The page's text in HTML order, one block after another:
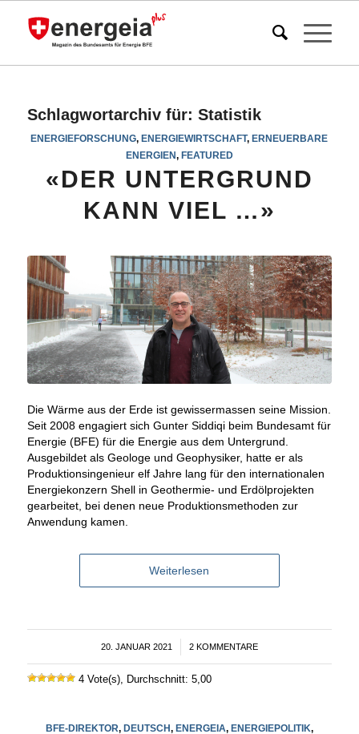
Schlagwortarchiv für: Statistik
ENERGIEFORSCHUNG,ENERGIEWIRTSCHAFT,ERNEUERBARE
ENERGIEN, FEATURED
«DER UNTERGRUND
KANN VIEL …»
Die Wärme aus der Erde ist gewissermassen seine Mission.
Seit 2008 engagiert sich Gunter Siddiqi beim Bundesamt für
Energie (BFE) für die Energie aus dem Untergrund.
Ausgebildet als Geologe und Geophysiker, hatte er als
Produktionsingenieur elf Jahre lang für den internationalen
Energiekonzern Shell in Geothermie- und Erdölprojekten
gearbeitet, bei denen neue Produktionsmethoden zur
Anwendung kamen.
Weiterlesen
20. JANUAR 2021
/ 2 KOMMENTARE
4 Vote(s), Durchschnitt: 5,00
BFE-DIREKTOR, DEUTSCH, ENERGEIA, ENERGIEPOLITIK,